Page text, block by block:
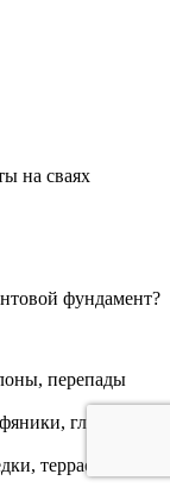
на сваях
фундамент?
перепады
глинистые
террасы,